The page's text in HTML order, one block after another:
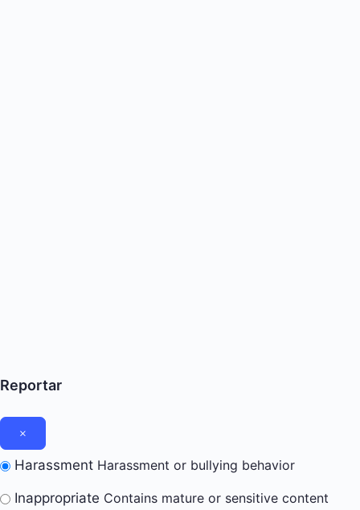
Reportar
Harassment Harassment or bullying behavior
Inappropriate Contains mature or sensitive content